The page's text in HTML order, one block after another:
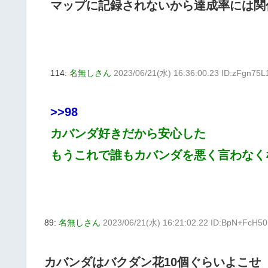
マップに記録されないから達成率には
114: 名無しさん 2023/06/21(水) 16:36:00.23
>>98
カバンダ好きだから安心した
もうこれで誰もカバンダを悪く言わなく
89: 名無しさん 2023/06/21(水) 16:21:02.22 ID:BpN+FcH50
カバンダはバクダン花10個ぐらいよこせ